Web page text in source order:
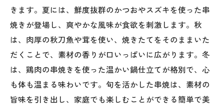
きます。夏には、鮮度抜群のかつおやスズキを使った串
焼きが登場し、爽やかな風味が食欲を刺激します。秋
は、肉厚の秋刀魚や茸を使い、焼きたてをそのままいた
だくことで、素材の香りが口いっぱいに広がります。冬
は、鶏肉の串焼きを使った温かい鍋仕立てが格別で、心
も体も温まる味わいです。旬を活かした串焼は、素材の
旨味を引き出し、家庭でも楽しむことができる簡単で美